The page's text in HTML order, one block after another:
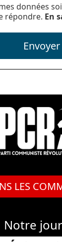
données
répondre. En
Envoyer
LES
Notre